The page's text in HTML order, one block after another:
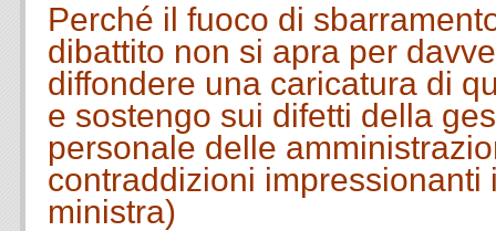
Perché il fuoco di
dibattito non si apra per
diffondere una caricatura di
e sostengo sui difetti della
personale delle
contraddizioni impressionanti
ministra)